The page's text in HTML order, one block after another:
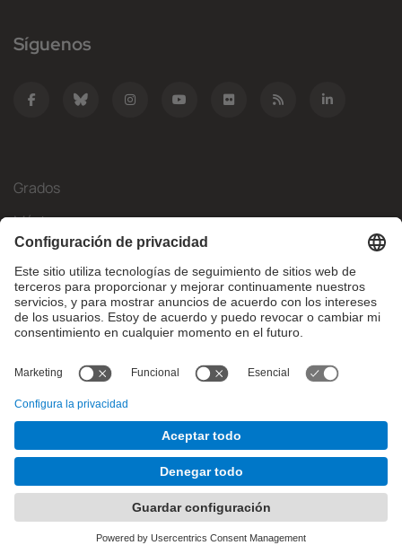
Síguenos
Grados
Másteres
Movilidad Internacional
Investigación
Empresa
¿Qué necesitas?
© Facultat d'Informàtica de Barcelona - Universitat Politècnica
de Catalunya - BarcelonaTech
Aviso legal Configuración de privadesa